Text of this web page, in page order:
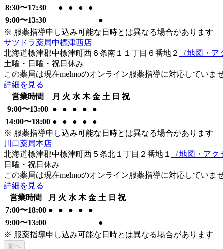
8:30〜17:30 ● ● ●
●
9:00〜13:30
●
※ 服薬指導申し込み可能な日時とは異なる場合があります
サツドラ薬局中標津西店
北海道標津郡中標津町西６条南１１丁目６番地２
（地図・ア
土曜・日曜・祝日 休み
この薬局は現在melmoのオンライン服薬指導に対応していま
詳細を見る
営業時間
月 火 水 木 金 土 日 祝
9:00〜13:00 ● ● ● ●
●
14:00〜18:00 ● ● ● ●
●
※ 服薬指導申し込み可能な日時とは異なる場合があります
川口薬局本店
北海道標津郡中標津町西５条北１丁目２番地１
（地図・アク
日曜・祝日 休み
この薬局は現在melmoのオンライン服薬指導に対応していま
詳細を見る
営業時間
月 火 水 木 金 土 日 祝
7:00〜18:00 ● ● ● ●
●
9:00〜13:00
●
※ 服薬指導申し込み可能な日時とは異なる場合があります
前へ